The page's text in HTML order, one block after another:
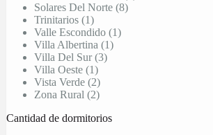
Solares Del Norte (8)
Trinitarios (1)
Valle Escondido (1)
Villa Albertina (1)
Villa Del Sur (3)
Villa Oeste (1)
Vista Verde (2)
Zona Rural (2)
Cantidad de dormitorios